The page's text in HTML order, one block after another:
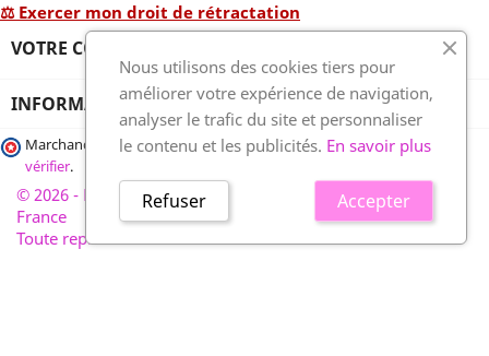
⚖ Exercer mon droit de rétractation
VOTRE COMPTE 
INFORMATIONS
Marchand approuvé par la Société des Avis Garantis,cliquez ici pour
vérifier.
© 2026 - France-plaques-funéraires.fr, développé par Wess
France
Toute reproduction interdite
Nous utilisons des cookies tiers pour
améliorer votre expérience de navigation,
analyser le trafic du site et personnaliser
le contenu et les publicités. En savoir plus
Accepter
Refuser